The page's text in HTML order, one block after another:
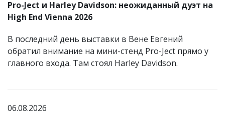
Pro-Ject и Harley Davidson: неожиданный дуэт на
High End Vienna 2026
В последний день выставки в Вене Евгений
обратил внимание на мини-стенд Pro-Ject прямо у
главного входа. Там стоял Harley Davidson.
06.08.2026